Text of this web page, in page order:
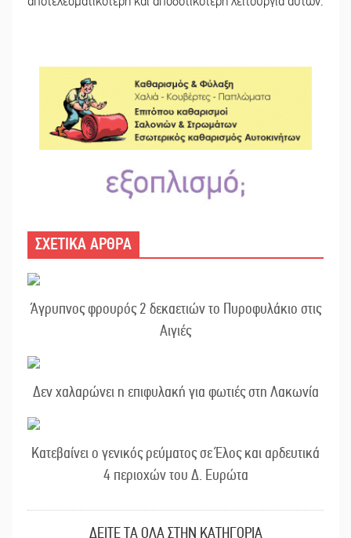
ΣΧΕΤΙΚΑ ΑΡΘΡΑ
Άγρυπνος φρουρός 2 δεκαετιών το Πυροφυλάκιο στις
Αιγιές
Δεν χαλαρώνει η επιφυλακή για φωτιές στη Λακωνία
Κατεβαίνει ο γενικός ρεύματος σε Έλος και αρδευτικά
4 περιοχών του Δ. Ευρώτα
ΔΕΙΤΕ ΤΑ ΟΛΑ ΣΤΗΝ ΚΑΤΗΓΟΡΙΑ